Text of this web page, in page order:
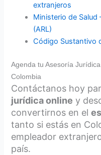
extranjeros
Ministerio de Salud
(ARL)
Código Sustantivo
Agenda tu Asesoría
Colombia
Contáctanos hoy
jurídica online y
convertirnos en el
tanto si estás en
empleador
país.